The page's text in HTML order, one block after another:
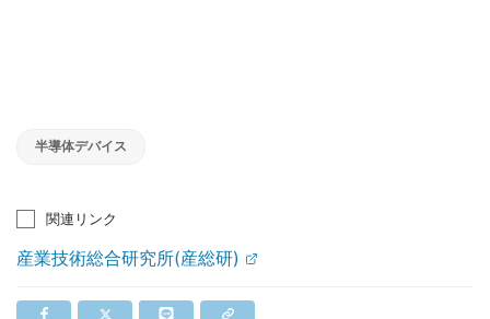
半導体デバイス
関連リンク
産業技術総合研究所(産総研)